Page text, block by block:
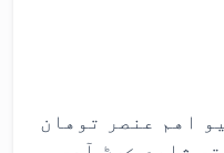
اهم عنصر توهان